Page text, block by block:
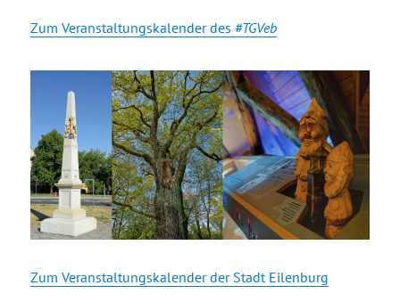
Zum Veranstaltungskalender des #TGVeb
Zum Veranstaltungskalender der Stadt Eilenburg